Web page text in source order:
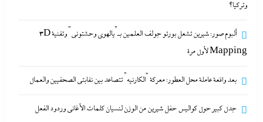
شهادة تجميل لفشل عبداللطيف؟
8 أغسطس، 2026
إلى تحالف السعودية وباكستان وتركيا؟
وتركيا؟
ألبوم صور: شيرين تشعل بورتو جولف العلمين بـ”يالهوى وحشتونى” وتقنية 3D
Mapping لأول مرة
بعد واقعة عاملة محل العطور: معركة “الكارنيه” تتصاعد بين نقابتى الصحفيين والعمال
جدل كبير حول كواليس حفل شيرين من الوزن لنسيان كلمات الأغانى وردود الفعل